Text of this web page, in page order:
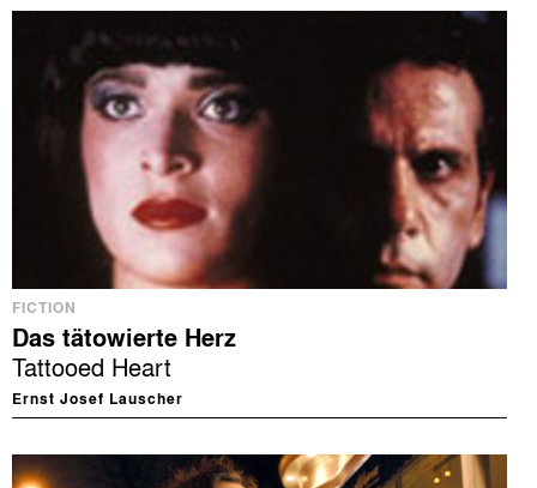
FICTION
Das tätowierte Herz
Tattooed Heart
Ernst Josef Lauscher